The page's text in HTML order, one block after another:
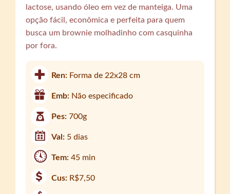
lactose, usando óleo em vez de manteiga. Uma
opção fácil, econômica e perfeita para quem
busca um brownie molhadinho com casquinha
por fora.
Ren: Forma de 22x28 cm
Emb: Não especificado
Pes:700g
Val: 5 dias
Tem:45 min
Cus: R$7,50